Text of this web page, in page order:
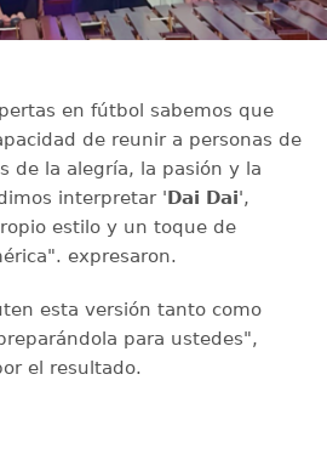
en fútbol sabemos que
de reunir a personas de
de la alegría, la pasión y la
interpretar 'Dai Dai',
estilo y un toque de
expresaron.
esta versión tanto como
para ustedes",
el resultado.